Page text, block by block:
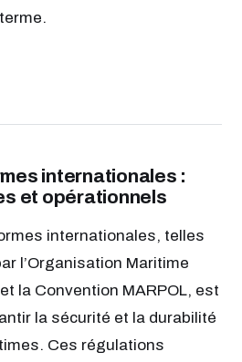
internationales :
et opérationnels
internationales, telles
l’Organisation Maritime
la Convention MARPOL, est
la sécurité et la durabilité
Ces régulations